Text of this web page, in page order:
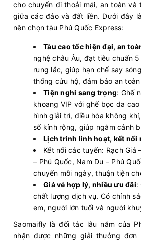
cho chuyến đi thoải mái, an toàn và
giữa các đảo và đất liền. Dưới đây
nên chọn tàu Phú Quốc Express:
Tàu cao tốc hiện đại, an
nghệ châu Âu, đạt tiêu chuẩn
rung lắc, giúp hạn chế say
thống cứu hộ, đảm bảo an
Tiện nghi sang trọng: Ghế
khoang VIP với ghế bọc da
hình giải trí, điều hòa không
sổ kính rộng, giúp ngắm cảnh
Lịch trình linh hoạt, kết nối
Kết nối các tuyến: Rạch Giá
– Phú Quốc, Nam Du – Phú
chuyến mỗi ngày, thuận tiện
Giá vé hợp lý, nhiều ưu đãi:
chất lượng dịch vụ. Có chính
em, người lớn tuổi và người
Saomaifly là đối tác lâu năm của
nhận được những giải thưởng